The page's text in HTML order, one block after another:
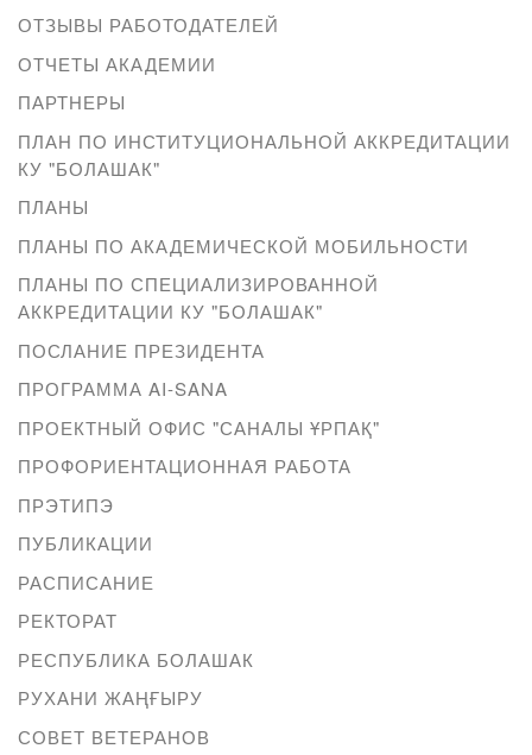
ОТЗЫВЫ РАБОТОДАТЕЛЕЙ
ОТЧЕТЫ АКАДЕМИИ
ПАРТНЕРЫ
ПЛАН ПО ИНСТИТУЦИОНАЛЬНОЙ АККРЕДИТАЦИИ
КУ "БОЛАШАК"
ПЛАНЫ
ПЛАНЫ ПО АКАДЕМИЧЕСКОЙ МОБИЛЬНОСТИ
ПЛАНЫ ПО СПЕЦИАЛИЗИРОВАННОЙ
АККРЕДИТАЦИИ КУ "БОЛАШАК"
ПОСЛАНИЕ ПРЕЗИДЕНТА
ПРОГРАММА AI-SANA
ПРОЕКТНЫЙ ОФИС "САНАЛЫ ҰРПАҚ"
ПРОФОРИЕНТАЦИОННАЯ РАБОТА
ПРЭТИПЭ
ПУБЛИКАЦИИ
РАСПИСАНИЕ
РЕКТОРАТ
РЕСПУБЛИКА БОЛАШАК
РУХАНИ ЖАҢҒЫРУ
СОВЕТ ВЕТЕРАНОВ